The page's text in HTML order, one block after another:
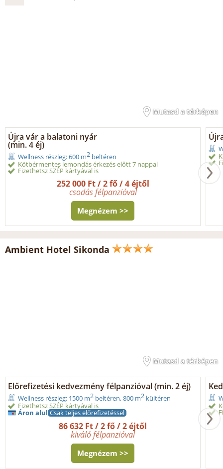
Mutasd a térképen
Újra vár a balatoni nyár
(min. 4 éj)
Wellness részleg: 600 m2 beltéren
Kötbérmentes lemondás érkezés előtt 7 nappal
Fizethetsz SZÉP kártyával is
252 000 Ft / 2 fő / 4 éjtől
csodás félpanzióval
Megnézem >>
Ambient Hotel Sikonda
Mutasd a térképen
Előrefizetési kedvezmény félpanzióval (min. 2 éj)
Wellness részleg: 1500 m2 beltéren, 800 m2 kültéren
Fizethetsz SZÉP kártyával is
Áron alul Csak teljes előrefizetéssel
86 632 Ft / 2 fő / 2 éjtől
kiváló félpanzióval
Megnézem >>